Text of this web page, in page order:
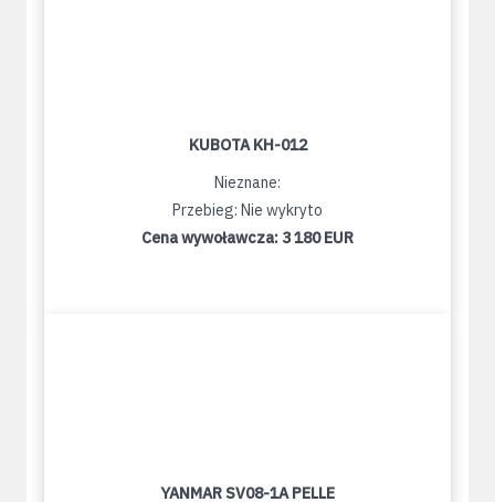
KUBOTA KH-012
Nieznane:
Przebieg: Nie wykryto
Cena wywoławcza: 3 180 EUR
YANMAR SV08-1A PELLE